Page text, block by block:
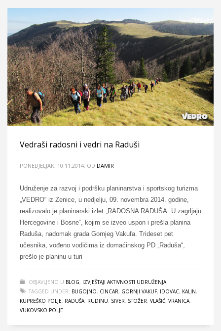
Vedraši radosni i vedri na Raduši
PONEDJELJAK, 10.11.2014. OD DAMIR
Udruženje za razvoj i podršku planinarstva i sportskog turizma
„VEDRO“ iz Zenice, u nedjelju, 09. novembra 2014. godine,
realizovalo je planinarski izlet „RADOSNA RADUŠA: U zagrljaju
Hercegovine i Bosne“, kojim se izveo uspon i prešla planina
Raduša, nadomak grada Gornjeg Vakufa. Trideset pet
učesnika, vođeno vodičima iz domaćinskog PD „Raduša“,
prešlo je planinu u turi
OBJAVLJENO U BLOG, IZVJEŠTAJI AKTIVNOSTI UDRUŽENJA
TAGGED UNDER: BUGOJNO, CINCAR, GORNJI VAKUF, IDOVAC, KALIN,
KUPREŠKO POLJE, RADUŠA, RUDINU, SIVER, STOŽER, VLAŠIĆ, VRANICA,
VUKOVSKO POLJE